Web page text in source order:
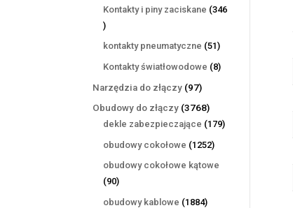
produktów
Kontakty i piny zaciskane 346
346
produktów
kontakty pneumatyczne 5151
produktów
Kontakty światłowodowe 88
Narzędzia do złączy 9797
produktów
Obudowy do złączy 37683768
produktów
dekle zabezpieczające 179179
obudowy cokołowe 12521252
obudowy cokołowe kątowe
9090
produktów
obudowy kablowe 18841884